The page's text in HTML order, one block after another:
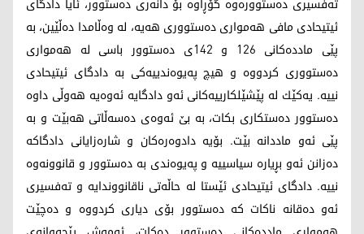
ئیتیحادی مافی هه‌مواری ده‌ستووری هه‌یه‌، له‌ وه‌ڵامدا ده‌ڵێین، به‌
پێی مادده‌كانی 126 و 142ی ده‌ستوور باسی له‌ هه‌مواری
ده‌ستووری كردووه‌ و هیچ په‌یوه‌ندییه‌كی به‌ دادگای ئیتیحادی
نییه‌. یه‌كێك له‌ پێشێلكارییه‌كانی ئه‌و دادگایه‌ ئه‌وه‌یه‌ هه‌وڵی داوه‌
ده‌ستوور ده‌ستكاری بكات، به‌ بێ ئه‌وه‌ی ده‌سه‌ڵاتی هه‌بێت و به‌
پێی ئه‌و ماددانه‌ بێت. بۆیه‌ دادوه‌ره‌كان و شاره‌زایانی دادگاكه‌
ده‌زانن ئه‌و بڕیاره‌ سیاسییه‌ و په‌یوه‌ندی به‌ ده‌ستوور و قانوونه‌وه‌
نییه‌. دادگای ئیتیحادی ئێستا له‌ حاڵه‌تی ناقانووندایه‌ و ته‌فسیری
ئه‌و ده‌قانه‌ ناكات كه‌ ده‌ستوور بۆی دیاری كردووه‌ و ده‌چێت